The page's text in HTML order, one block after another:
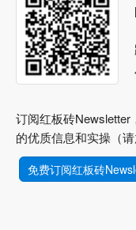
订阅红板砖Newsletter
的优质信息和实操（
免费订阅红板砖